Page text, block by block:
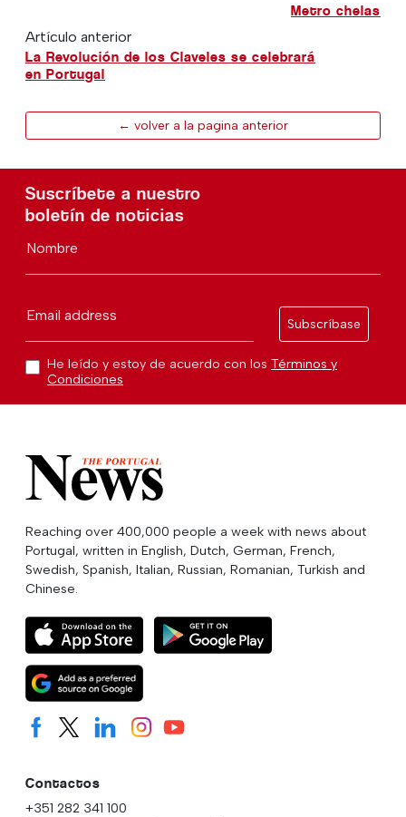
Metro chelas
Artículo anterior
La Revolución de los Claveles se celebrará
en Portugal
← volver a la pagina anterior
Suscríbete a nuestro
boletín de noticias
Nombre
Email address
Subscríbase
He leído y estoy de acuerdo con los Términos y
Condiciones
Reaching over 400,000 people a week with news about
Portugal, written in English, Dutch, German, French,
Swedish, Spanish, Italian, Russian, Romanian, Turkish and
Chinese.
Contactos
+351 282 341 100